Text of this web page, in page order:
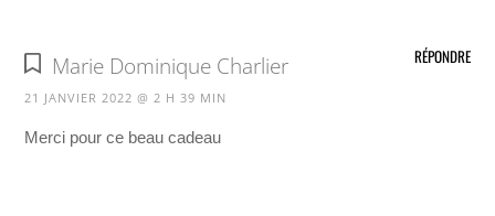
Marie Dominique Charlier
21 JANVIER 2022 @ 2 H 39 MIN
Merci pour ce beau cadeau
RÉPONDRE